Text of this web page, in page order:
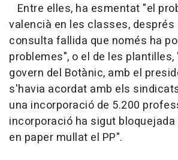
Entre elles, ha esmentat "el
valencià en les classes,
consulta fallida que només ha
problemes", o el de les plantilles,
govern del Botànic, amb el
s'havia acordat amb els
una incorporació de 5.200
incorporació ha sigut
en paper mullat el PP".